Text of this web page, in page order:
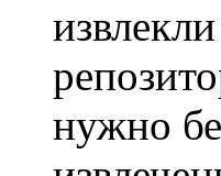
нужно